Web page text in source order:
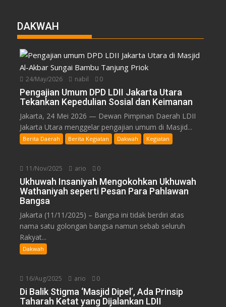
DAKWAH
24/May/2026 nabil 0
Pengajian Umum DPD LDII Jakarta Utara
Tekankan Kepedulian Sosial dan Keimanan
Jakarta, 24 Mei 2026 — Dewan Pimpinan Daerah LDII
Jakarta Utara menggelar pengajian umum di Masjid...
Berita Daerah Berita Kegiatan Dakwah Kegiatan
11/Nov/2025 ario 0
Ukhuwah Insaniyah Mengokohkan Ukhuwah
Wathaniyah seperti Pesan Para Pahlawan
Bangsa
Jakarta (11/11/2025) – Bangsa ini tidak berdiri atas
nama satu golongan bangsa namun sebab seluruh
Rakyat...
Dakwah
16/Aug/2025 ario 0
Di Balik Stigma ‘Masjid Dipel’, Ada Prinsip
Taharah Ketat yang Dijalankan LDII